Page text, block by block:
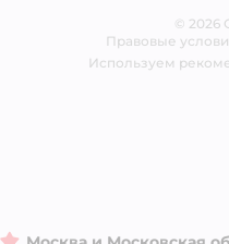
©
Правовые
Используем